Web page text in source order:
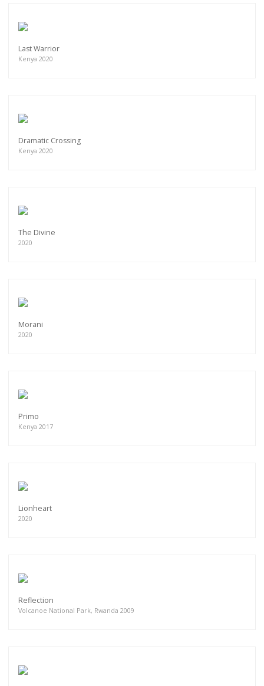
Last Warrior
Kenya 2020
Dramatic Crossing
Kenya 2020
The Divine
2020
Morani
2020
Primo
Kenya 2017
Lionheart
2020
Reflection
Volcanoe National Park, Rwanda 2009